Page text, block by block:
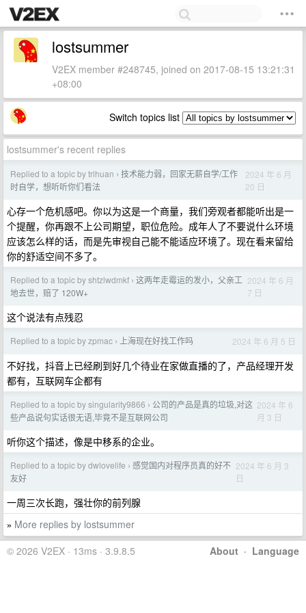
lostsummer
V2EX member #248745, joined on 2017-08-15 13:21:31
+08:00
Switch topics list
lostsummer's recent replies
Replied to a topic by trihuan › 技术能力弱，回家无薪自学/工作
时自学，想听听你们看法
2024 年 6 月
20 日
心存一个危机感吧。你以为这是一个商量，我们旁观者都能听出是一
个提醒，你再跟不上公司期望，职位危险。成年人了不要说什么环境
应该怎么样的话，而是先审视自己能不能适应环境了。现在看来留给
你的舒适空间不多了。
Replied to a topic by shtzlwdmkf › 这两年走霉运的发小，父亲工
地去世，赔了 120W+
2024 年 6 月
7 日
这个说法有点残忍
Replied to a topic by zpmac › 上海现在好找工作吗 2024 年 6 月 5 日
不好找，抖音上已经刷到好几个待业在家做直播的了，产品经理开发
都有，互联网车企都有
Replied to a topic by singularity9866 › 公司的产品是真的垃圾,对这
些产品说句实话很无语,毕竟不是互联网公司
2024 年 6
月 3 日
听你这个描述，像是中移系的企业。
Replied to a topic by dwlovelife › 感觉国内对程序员真的好不
友好
2024 年 6 月 3
日
一周三次长跑，强壮你的前列腺
» More replies by lostsummer
About · Language
© 2026 V2EX · 13ms · 3.9.8.5